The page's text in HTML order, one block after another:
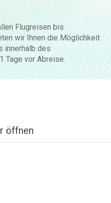
Flugreisen bis
wir Ihnen die Möglichkeit
innerhalb des
Tage vor Abreise.
öffnen